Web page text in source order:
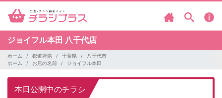
ジョイフル本田 八千代店
ホーム 都道府県 千葉県
八千代市
ホーム
お店の名前 ジョイフル本田
本日公開中のチラシ